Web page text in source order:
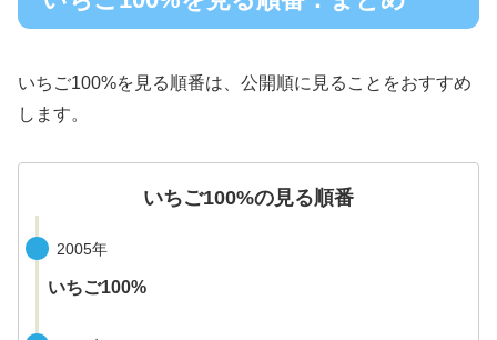
いちご100%を見る順番は、公開順に見ることをおすすめ
します。
いちご100%の見る順番
2005年
いちご100%